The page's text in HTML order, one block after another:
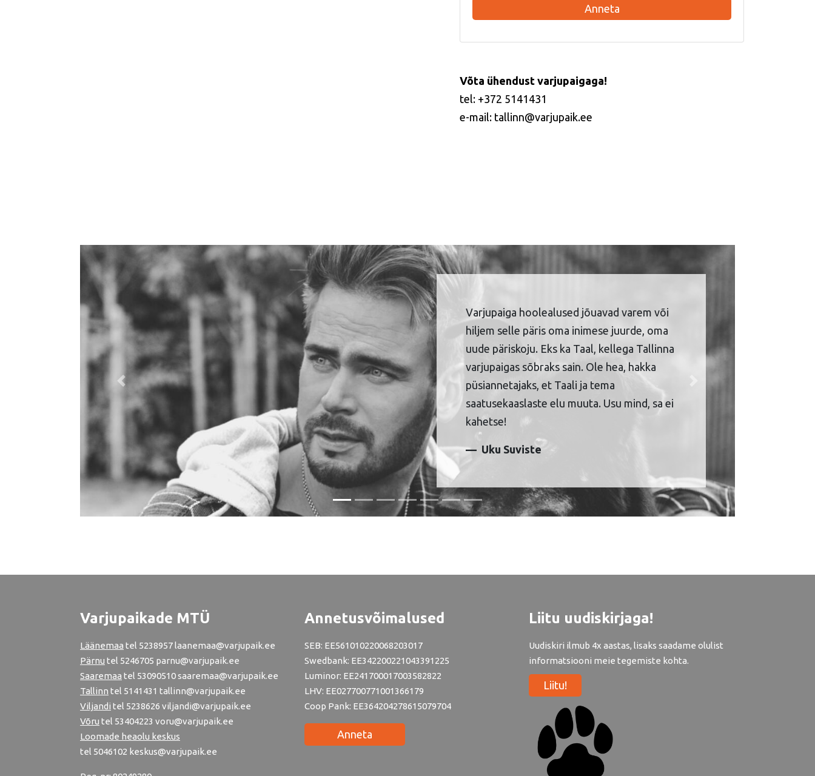
Anneta
Võta ühendust varjupaigaga!
tel: +372 5141431
e-mail: tallinn@varjupaik.ee
Varjupaiga hoolealused jõuavad varem või
hiljem selle päris oma inimese juurde, oma
uude päriskoju. Eks ka Taal, kellega Tallinna
varjupaigas sõbraks sain. Ole hea, hakka
püsiannetajaks, et Taali ja tema
saatusekaaslaste elu muuta. Usu mind, sa ei
kahetse!
Uku Suviste
Previous Next
Varjupaikade MTÜ
Läänemaa tel 5238957 laanemaa@varjupaik.ee
Pärnu tel 5246705 parnu@varjupaik.ee
Saaremaa tel 53090510 saaremaa@varjupaik.ee
Tallinn tel 5141431 tallinn@varjupaik.ee
Viljandi tel 5238626 viljandi@varjupaik.ee
Võru tel 53404223 voru@varjupaik.ee
Loomade heaolu keskus
tel 5046102 keskus@varjupaik.ee
Annetusvõimalused
SEB: EE561010220068203017
Swedbank: EE342200221043391225
Luminor: EE241700017003582822
LHV: EE027700771001366179
Coop Pank: EE364204278615079704
Anneta
Liitu uudiskirjaga!
Uudiskiri ilmub 4x aastas, lisaks saadame olulist
informatsiooni meie tegemiste kohta.
Liitu!